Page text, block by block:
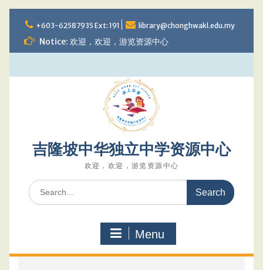
to
content
+603-62587935 Ext: 191 library@chonghwakl.edu.my
Notice: 欢迎，欢迎，游览资源中心
吉隆坡中华独立中学资源中心
欢迎，欢迎，游览资源中心
Search
for:
Menu